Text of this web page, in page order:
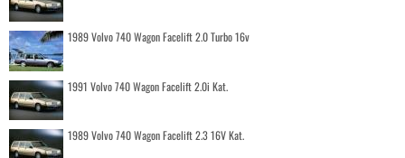
1989 Volvo 740 Wagon Facelift 2.0 Turbo 16v
1991 Volvo 740 Wagon Facelift 2.0i Kat.
1989 Volvo 740 Wagon Facelift 2.3 16V Kat.